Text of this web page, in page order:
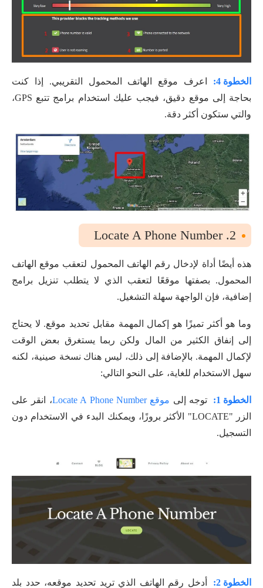
الخطوة 4:
اعرف موقع الهاتف المحمول التقريبي. إذا كنت
بحاجة إلى موقع دقيق، فيجب عليك استخدام برامج تتبع GPS،
والتي ستكون أكثر دقة.
2. Locate A Phone Number
هذه أيضًا أداة لإدخال رقم الهاتف المحمول لتعقب موقع الهاتف
المحمول. بصفتها موقعًا لتعقب الذي لا يتطلب تنزيل برامج
إضافية، فإن الواجهة سهلة التشغيل.
وما هو أكثر تميزًا هو إكمال المهمة مقابل تحديد موقع. لا يحتاج
إلى إنفاق الكثير من المال ولكن ربما يستغرق بعض الوقت
لإكمال المهمة. بالإضافة إلى ذلك، ليس هناك نسخة صينية، لكنه
سهل الاستخدام للغاية، على النحو التالي:
الخطوة 1: توجه إلى موقع Locate A Phone Number
، انقر على
الزر "LOCATE" الأكثر بروزًا، ويمكنك البدء في الاستخدام دون
التسجيل.
الخطوة 2:
أدخل رقم الهاتف الذي تريد تحديد موقعه، حدد بلد